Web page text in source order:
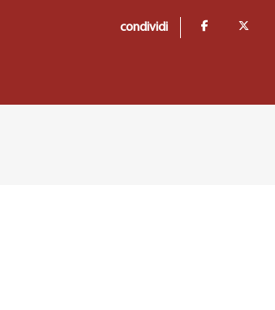
condividi